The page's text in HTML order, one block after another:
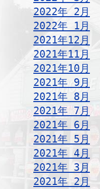
2022年 2月
2022年 1月
2021年12月
2021年11月
2021年10月
2021年 9月
2021年 8月
2021年 7月
2021年 6月
2021年 5月
2021年 4月
2021年 3月
2021年 2月